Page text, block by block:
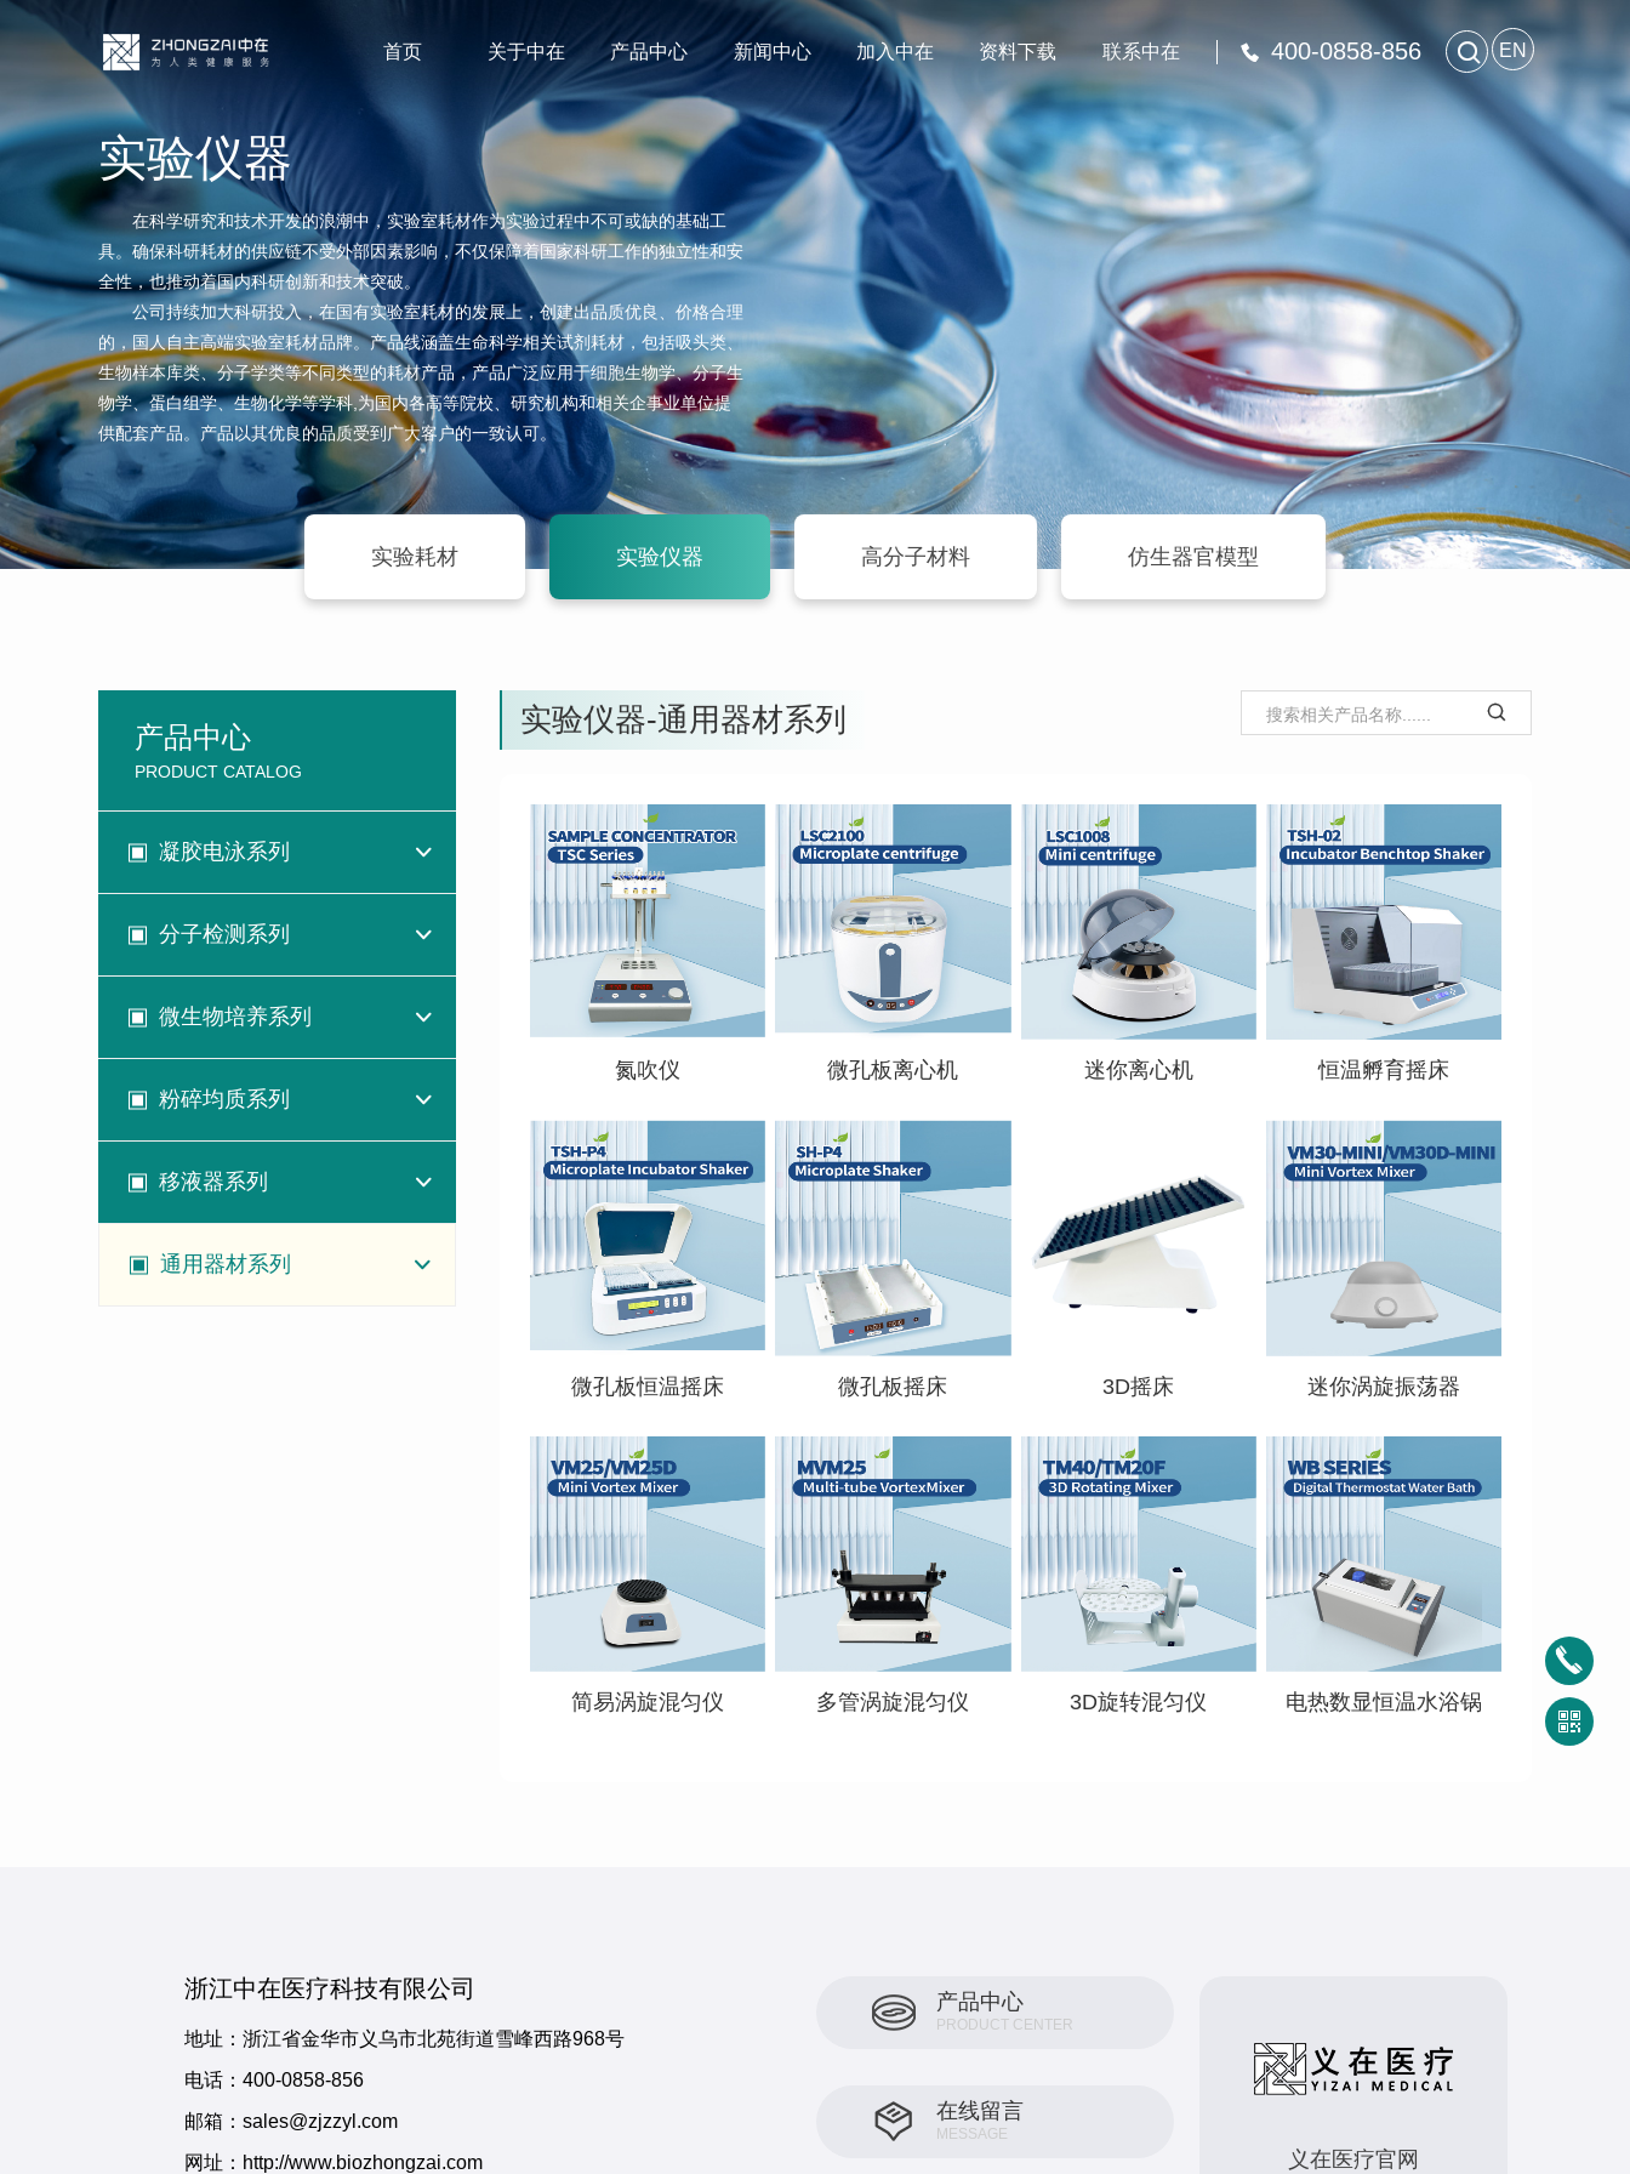
首页 关于中在 产品中心 新闻中心 加入中在 资料下载 联系中在  EN
400-0858-856
实验仪器
在科学研究和技术开发的浪潮中，实验室耗材作为实验过程中不可或缺的基础工
具。确保科研耗材的供应链不受外部因素影响，不仅保障着国家科研工作的独立性和安
全性，也推动着国内科研创新和技术突破。
公司持续加大科研投入，在国有实验室耗材的发展上，创建出品质优良、价格合理
的，国人自主高端实验室耗材品牌。产品线涵盖生命科学相关试剂耗材，包括吸头类、
生物样本库类、分子学类等不同类型的耗材产品，产品广泛应用于细胞生物学、分子生
物学、蛋白组学、生物化学等学科,为国内各高等院校、研究机构和相关企事业单位提
供配套产品。产品以其优良的品质受到广大客户的一致认可。
实验耗材 实验仪器 高分子材料 仿生器官模型
产品中心
PRODUCT CATALOG
凝胶电泳系列
分子检测系列
微生物培养系列
粉碎均质系列
移液器系列
通用器材系列
实验仪器-通用器材系列 
查看详情
氮吹仪
查看详情
微孔板离心机
查看详情
迷你离心机
查看详情
恒温孵育摇床
查看详情
微孔板恒温摇床
查看详情
微孔板摇床 3D摇床
查看详情
迷你涡旋振荡器
查看详情
简易涡旋混匀仪
查看详情
多管涡旋混匀仪
查看详情
3D旋转混匀仪
查看详情
电热数显恒温水浴锅
浙江中在医疗科技有限公司
地址：浙江省金华市义乌市北苑街道雪峰西路968号
电话： 400-0858-856
邮箱：sales@zjzzyl.com
网址：http://www.biozhongzai.com
产品中心
PRODUCT CENTER
在线留言
MESSAGE
义在医疗官网